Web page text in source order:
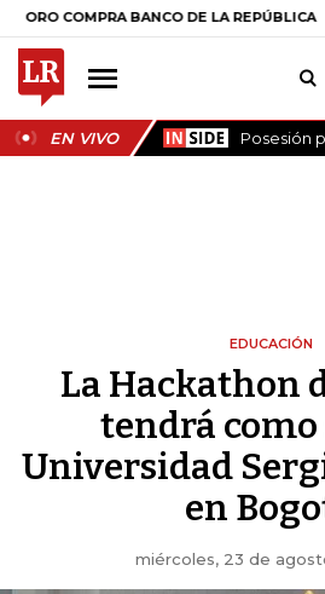
BANCO DE LA REPÚBLICA $
EN VIVO Posesión
EDUCACIÓN
La Hackathon
tendrá como
Universidad
en
miércoles, 23 de